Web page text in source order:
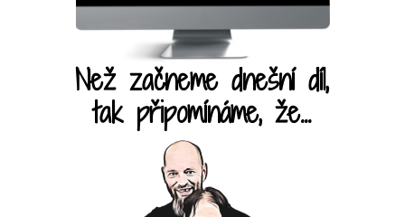
Než začneme dnešní díl,
tak připomínáme, že...